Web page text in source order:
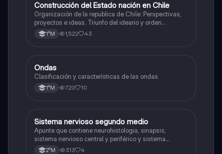
Historia
Construcción del Estado nación en Chile
Organización de la republica de Chile: Perspectivas,
proyectos e ideas. Triunfo del ideario y orden
conservador. Constitución de 1833. "Era Portaliana"
1°M 1,522 43
Física
Ondas
Clasificación y características de las ondas
1°M 720 10
Biología
Sistema nervioso segundo medio
Apunte que contiene neurohistologia, sinapsis,
sistema nervioso central y periférico y sistema
endocrino
2°M 313 4